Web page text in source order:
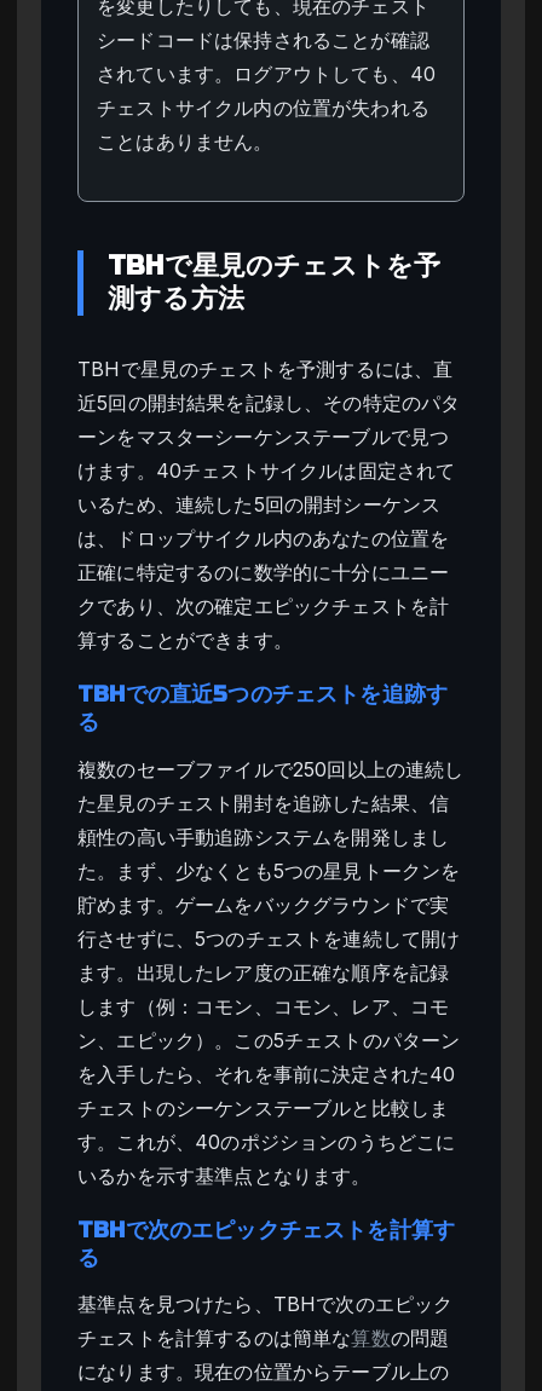
を変更したりしても、現在のチェスト
シードコードは保持されることが確認
されています。ログアウトしても、40
チェストサイクル内の位置が失われる
ことはありません。
TBHで星見のチェストを予
測する方法
TBHで星見のチェストを予測するには、直
近5回の開封結果を記録し、その特定のパタ
ーンをマスターシーケンステーブルで見つ
けます。40チェストサイクルは固定されて
いるため、連続した5回の開封シーケンス
は、ドロップサイクル内のあなたの位置を
正確に特定するのに数学的に十分にユニー
クであり、次の確定エピックチェストを計
算することができます。
TBHでの直近5つのチェストを追跡す
る
複数のセーブファイルで250回以上の連続し
た星見のチェスト開封を追跡した結果、信
頼性の高い手動追跡システムを開発しまし
た。まず、少なくとも5つの星見トークンを
貯めます。ゲームをバックグラウンドで実
行させずに、5つのチェストを連続して開け
ます。出現したレア度の正確な順序を記録
します（例：コモン、コモン、レア、コモ
ン、エピック）。この5チェストのパターン
を入手したら、それを事前に決定された40
チェストのシーケンステーブルと比較しま
す。これが、40のポジションのうちどこに
いるかを示す基準点となります。
TBHで次のエピックチェストを計算す
る
基準点を見つけたら、TBHで次のエピック
チェストを計算するのは簡単な算数の問題
になります。現在の位置からテーブル上の